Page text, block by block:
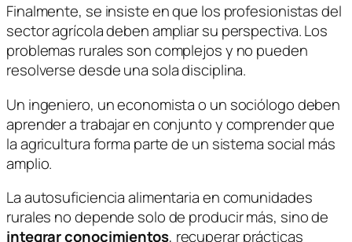
Finalmente, se insiste en que los profesionistas del
sector agrícola deben ampliar su perspectiva. Los
problemas rurales son complejos y no pueden
resolverse desde una sola disciplina.
Un ingeniero, un economista o un sociólogo deben
aprender a trabajar en conjunto y comprender que
la agricultura forma parte de un sistema social más
amplio.
La autosuficiencia alimentaria en comunidades
rurales no depende solo de producir más, sino de
integrar conocimientos, recuperar prácticas